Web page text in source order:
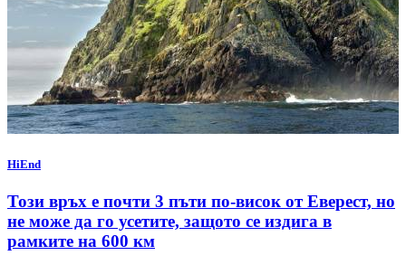
HiEnd
Този връх е почти 3 пъти по-висок от Еверест, но
не може да го усетите, защото се издига в
рамките на 600 км